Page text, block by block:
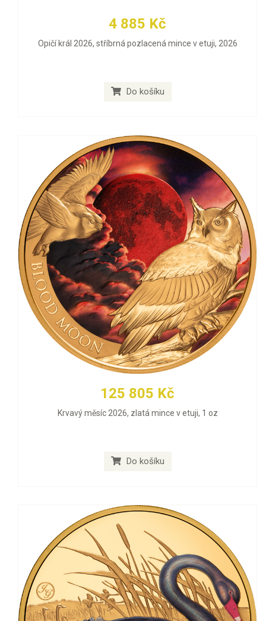
4 885 Kč
Opičí král 2026, stříbrná pozlacená mince v etuji, 2026
Do košíku
125 805 Kč
Krvavý měsíc 2026, zlatá mince v etuji, 1 oz
Do košíku